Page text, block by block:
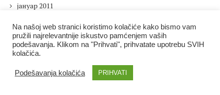
јануар 2011
децембар 2010
новембар 2010
октобар 2010
Na našoj web stranici koristimo kolačiće kako bismo vam
pružili najrelevantnije iskustvo pamćenjem vaših
podešavanja. Klikom na "Prihvati", prihvatate upotrebu SVIH
kolačića.
Podešavanja kolačića PRIHVATI